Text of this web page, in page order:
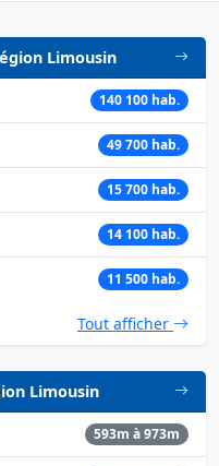
Limousin
140 100 hab.
49 700 hab.
15 700 hab.
14 100 hab.
11 500 hab.
Tout afficher
Limousin
593m à 973m